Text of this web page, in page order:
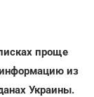
проще
информацию из
Украины.